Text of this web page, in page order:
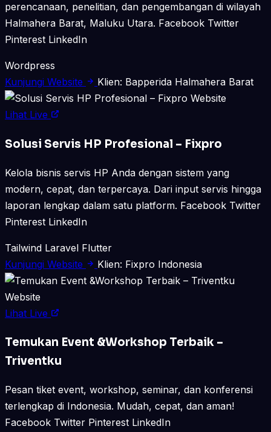
perencanaan, penelitian, dan pengembangan di wilayah
Halmahera Barat, Maluku Utara. Facebook Twitter
Pinterest LinkedIn
Wordpress
Kunjungi Website
Klien: Bapperida Halmahera Barat
Website
Lihat Live
Solusi Servis HP Profesional – Fixpro
Kelola bisnis servis HP Anda dengan sistem yang
modern, cepat, dan terpercaya. Dari input servis hingga
laporan lengkap dalam satu platform. Facebook Twitter
Pinterest LinkedIn
Tailwind Laravel Flutter
Kunjungi Website
Klien: Fixpro Indonesia
Website
Lihat Live
Temukan Event &Workshop Terbaik –
Triventku
Pesan tiket event, workshop, seminar, dan konferensi
terlengkap di Indonesia. Mudah, cepat, dan aman!
Facebook Twitter Pinterest LinkedIn